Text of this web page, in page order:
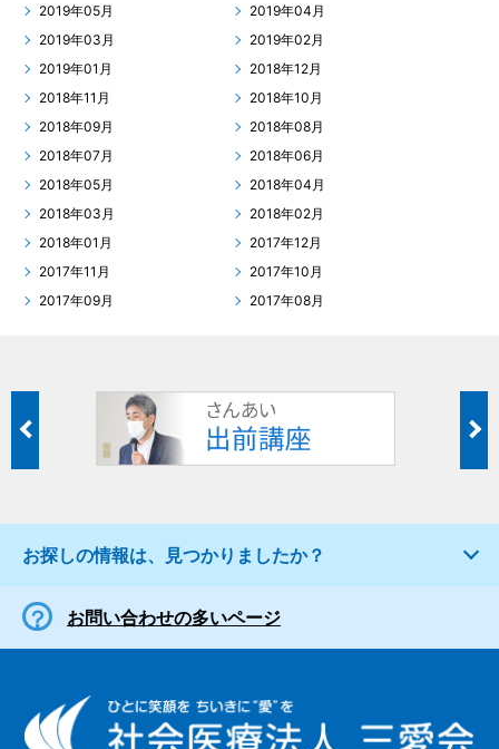
2019年05月
2019年04月
2019年03月
2019年02月
2019年01月
2018年12月
2018年11月
2018年10月
2018年09月
2018年08月
2018年07月
2018年06月
2018年05月
2018年04月
2018年03月
2018年02月
2018年01月
2017年12月
2017年11月
2017年10月
2017年09月
2017年08月
お探しの情報は、見つかりましたか？
お問い合わせの多いページ